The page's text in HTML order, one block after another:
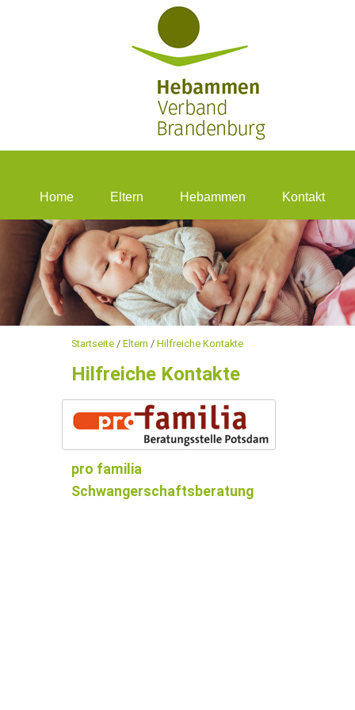
Home Eltern Hebammen Kontakt
Startseite/ Eltern / Hilfreiche Kontakte
Hilfreiche Kontakte
pro familia
Schwangerschaftsberatung